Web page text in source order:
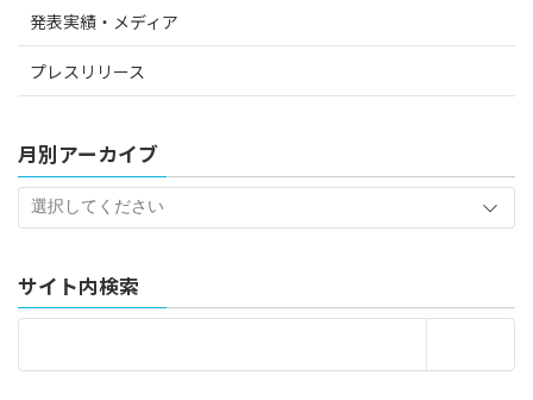
発表実績・メディア
プレスリリース
月別アーカイブ
サイト内検索